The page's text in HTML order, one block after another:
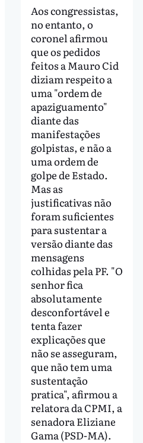
Aos congressistas,
no entanto, o
coronel afirmou
que os pedidos
feitos a Mauro Cid
diziam respeito a
uma "ordem de
apaziguamento"
diante das
manifestações
golpistas, e não a
uma ordem de
golpe de Estado.
Mas as
justificativas não
foram suficientes
para sustentar a
versão diante das
mensagens
colhidas pela PF. "O
senhor fica
absolutamente
desconfortável e
tenta fazer
explicações que
não se asseguram,
que não tem uma
sustentação
pratica", afirmou a
relatora da CPMI, a
senadora Eliziane
Gama (PSD-MA).